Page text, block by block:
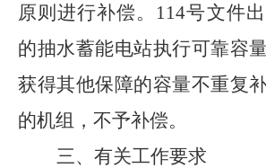
原则进行补偿。 114号文件
的抽水蓄能电站执行可靠容
获得其他保障的容量不重复
的机组，不予补偿。
三、有关工作要求